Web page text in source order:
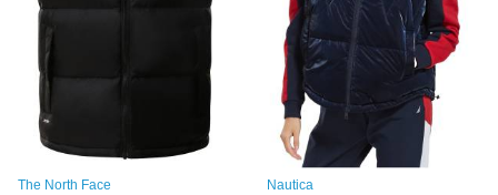
The North Face
Nautica